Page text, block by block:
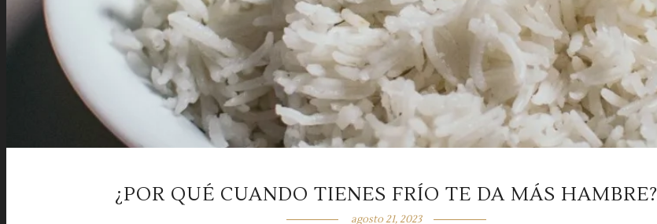
¿POR QUÉ CUANDO TIENES FRÍO TE DA MÁS HAMBRE?
agosto 21, 2023